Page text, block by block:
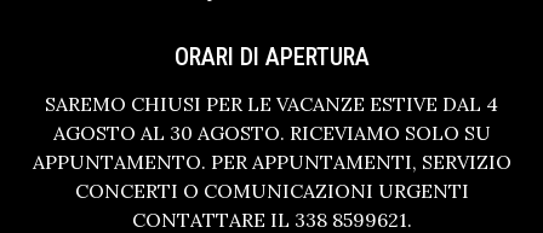
ORARI DI APERTURA
SAREMO CHIUSI PER LE VACANZE ESTIVE DAL 4
AGOSTO AL 30 AGOSTO. RICEVIAMO SOLO SU
APPUNTAMENTO. PER APPUNTAMENTI, SERVIZIO
CONCERTI O COMUNICAZIONI URGENTI
CONTATTARE IL 338 8599621.